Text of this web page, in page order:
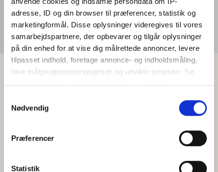
adresse, ID og din browser til præferencer, statistik og
marketingformål. Disse oplysninger videregives til vores
samarbejdspartnere, der opbevarer og tilgår oplysninger
på din enhed for at vise dig målrettede annoncer, levere
tilpasset indhold, foretage annonce- og indholdsmåling,
lave målgruppeundersøgelser og udvikle tjenester. Se
mere information underindstillingerog i vores
tilbage eller ændre indstillinger fra vores
"Cookiedeklaration", eller ved at trykke på "Privacy
Indsamle præcise oplysninger om din placering,
Nødvendig
Præferencer
Statistik